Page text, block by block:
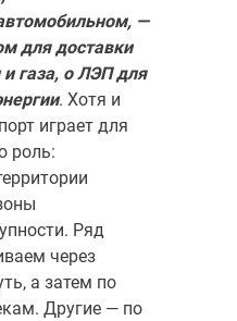
—
для доставки
газа, о ЛЭП для
. Хотя и
играет для
роль:
Ряд
через
а затем по
Другие — по